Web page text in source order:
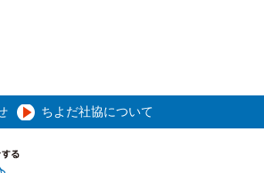
ちよだ社協について